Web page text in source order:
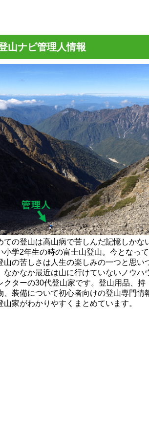
山ナビ管理人情報
ての登山は高山病で苦しんだ記憶しかな
小学2年生の時の富士山登山。今となって
山の苦しさは人生の楽しみの一つと思い
なかなか最近は山に行けていないノウハ
クターの30代登山家です。登山用品、持
、装備について初心者向けの登山専門情
山家がわかりやすくまとめています。